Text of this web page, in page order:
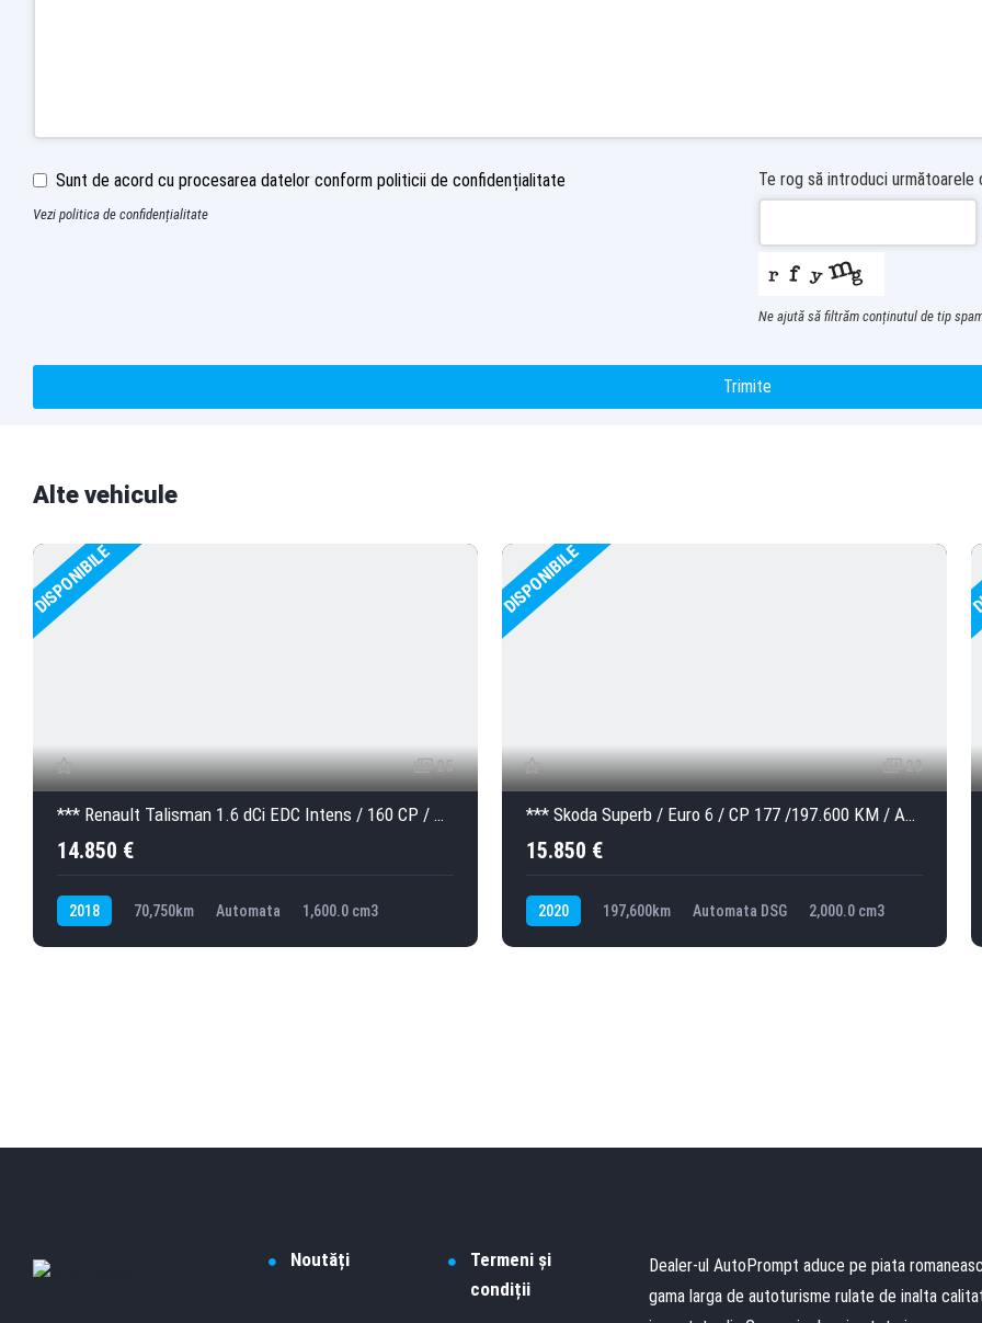
Sunt de acord cu procesarea datelor conform politicii de confidențialitate
Vezi politica de confidențialitate
Te rog să introduci următoarele
Ne ajută să filtrăm conținutul de tip
Trimite
i
i
h
o
a
Alte vehicule
DISPONIBILE
25
*** Renault Talisman 1.6 dCi EDC Intens / 160 CP / Automata / 70.750 km / 2018 ***
14.850 €
2018 70,750km Automata 1,600.0 cm3
DISPONIBILE
23
*** Skoda Superb / Euro 6 / CP 177 /197.600 KM / AUTOMATA ***
15.850 €
2020 197,600km Automata DSG 2,000.0 cm3
Noutăți
Termeni și
condiții
Dealer-ul AutoPrompt aduce pe piata
gama larga de autoturisme rulate de inalta